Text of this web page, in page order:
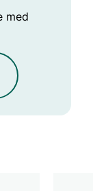
med